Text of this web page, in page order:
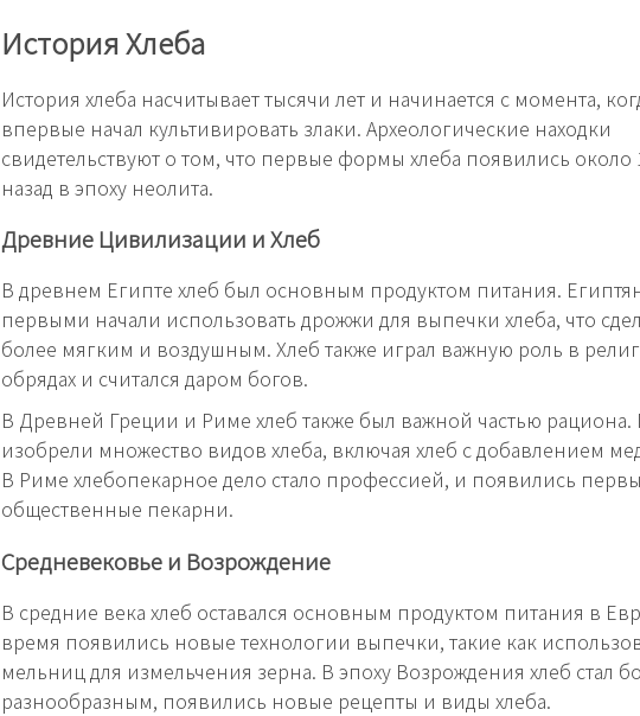
История Хлеба
История хлеба насчитывает тысячи лет и начинается с момента,
впервые начал культивировать злаки. Археологические находки
свидетельствуют о том, что первые формы хлеба появились около
назад в эпоху неолита.
Древние Цивилизации и Хлеб
В древнем Египте хлеб был основным продуктом питания.
первыми начали использовать дрожжи для выпечки хлеба, что
более мягким и воздушным. Хлеб также играл важную роль в
обрядах и считался даром богов.
В Древней Греции и Риме хлеб также был важной частью рациона.
изобрели множество видов хлеба, включая хлеб с добавлением
В Риме хлебопекарное дело стало профессией, и появились
общественные пекарни.
Средневековье и Возрождение
В средние века хлеб оставался основным продуктом питания в
время появились новые технологии выпечки, такие как
мельниц для измельчения зерна. В эпоху Возрождения хлеб стал
разнообразным, появились новые рецепты и виды хлеба.